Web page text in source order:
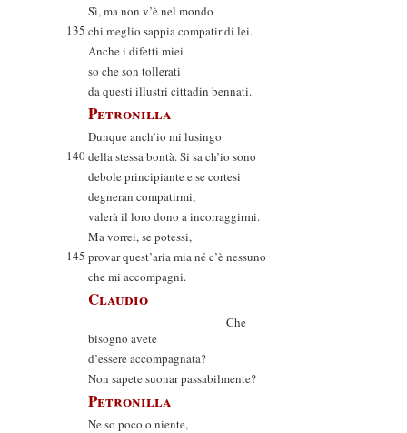
Sì, ma non v’è nel mondo
135 chi meglio sappia compatir di lei.
Anche i difetti miei
so che son tollerati
da questi illustri cittadin bennati.
Petronilla
Dunque anch’io mi lusingo
140della stessa bontà. Si sa ch’io sono
debole principiante e se cortesi
degneran compatirmi,
valerà il loro dono a incorraggirmi.
Ma vorrei, se potessi,
145 provar quest’aria mia né c’è nessuno
che mi accompagni.
Claudio
Che
bisogno avete
d’essere accompagnata?
Non sapete suonar passabilmente?
Petronilla
Ne so poco o niente,